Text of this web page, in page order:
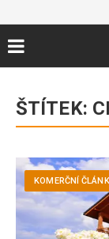
contentŠTÍTEK:
KOMERČNÍ